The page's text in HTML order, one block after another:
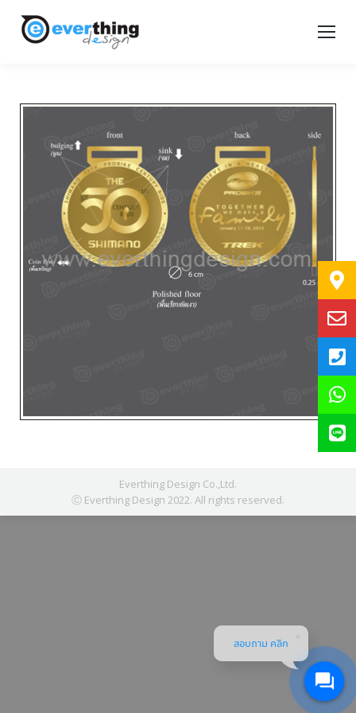
Everthing Design Co.,Ltd.
Ⓒ Everthing Design 2022. All rights reserved.
สอบถาม คลิก